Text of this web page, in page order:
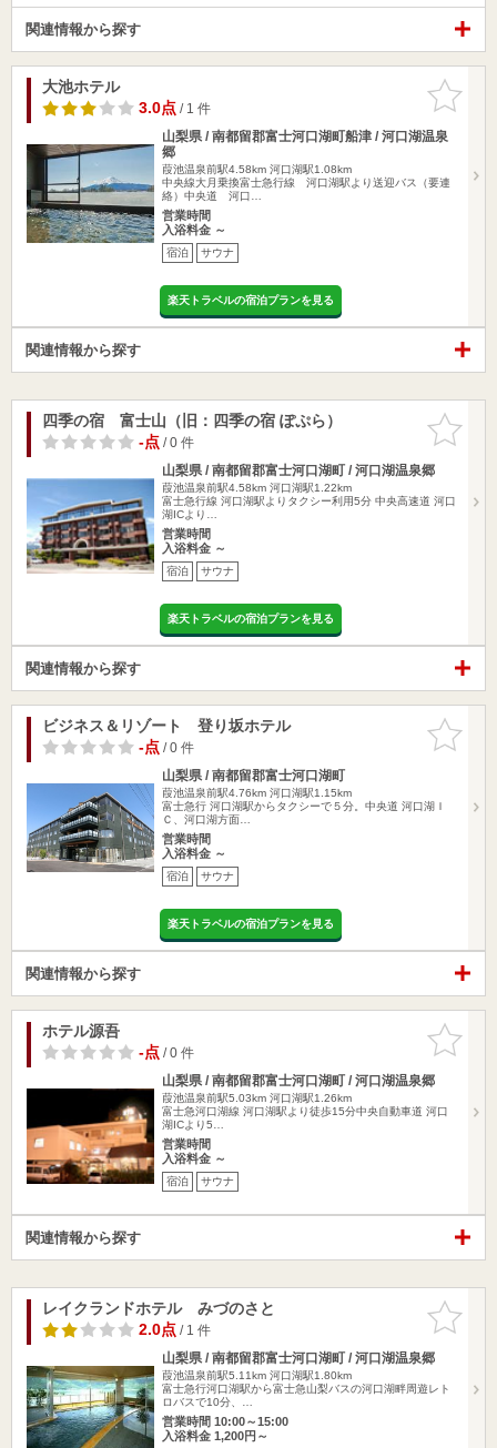
関連情報から探す
お気に入
りに追加
大池ホテル
3.0点/ 1 件
山梨県 / 南都留郡富士河口湖町船津 / 河口湖温泉
郷
葭池温泉前駅4.58km 河口湖駅1.08km
中央線大月乗換富士急行線 河口湖駅より送迎バス（要連
絡）中央道 河口…
営業時間
入浴料金 ～
宿泊 サウナ
楽天トラベルの宿泊プランを見る
関連情報から探す
お気に入
りに追加
四季の宿 富士山（旧：四季の宿 ぽぷら）
-点/ 0 件
山梨県 / 南都留郡富士河口湖町 / 河口湖温泉郷
葭池温泉前駅4.58km 河口湖駅1.22km
富士急行線 河口湖駅よりタクシー利用5分 中央高速道 河口
湖ICより…
営業時間
入浴料金 ～
宿泊 サウナ
楽天トラベルの宿泊プランを見る
関連情報から探す
お気に入
りに追加
ビジネス＆リゾート 登り坂ホテル
-点/ 0 件
山梨県 / 南都留郡富士河口湖町
葭池温泉前駅4.76km 河口湖駅1.15km
富士急行 河口湖駅からタクシーで５分。中央道 河口湖Ｉ
Ｃ、河口湖方面…
営業時間
入浴料金 ～
宿泊 サウナ
楽天トラベルの宿泊プランを見る
関連情報から探す
お気に入
りに追加
ホテル源吾
-点/ 0 件
山梨県 / 南都留郡富士河口湖町 / 河口湖温泉郷
葭池温泉前駅5.03km 河口湖駅1.26km
富士急河口湖線 河口湖駅より徒歩15分中央自動車道 河口
湖ICより5…
営業時間
入浴料金 ～
宿泊 サウナ
関連情報から探す
お気に入
りに追加
レイクランドホテル みづのさと
2.0点/ 1 件
山梨県 / 南都留郡富士河口湖町 / 河口湖温泉郷
葭池温泉前駅5.11km 河口湖駅1.80km
富士急行河口湖駅から富士急山梨バスの河口湖畔周遊レト
ロバスで10分、…
営業時間 10:00～15:00
入浴料金 1,200円～